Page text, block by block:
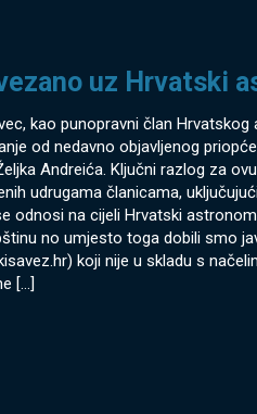
uz Hrvatski
kao punopravni član
od nedavno objavljenog
Andreića. Ključni razlog za
udrugama članicama,
odnosi na cijeli Hrvatski
no umjesto toga dobili smo
koji nije u skladu s
[…]